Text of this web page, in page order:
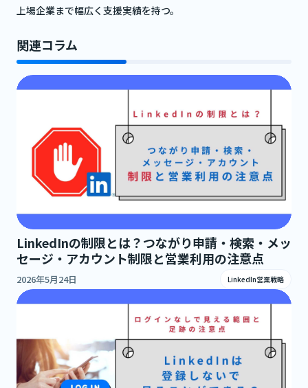
上場企業まで幅広く支援実績を持つ。
関連コラム
LinkedInの制限とは？つながり申請・検索・メッ
セージ・アカウント制限と営業利用の注意点
2026年5月24日 LinkedIn営業戦略